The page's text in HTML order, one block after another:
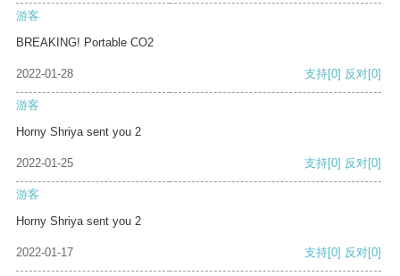
游客
BREAKING! Portable CO2
2022-01-28 支持[0] 反对[0]
游客
Horny Shriya sent you 2
2022-01-25 支持[0] 反对[0]
游客
Horny Shriya sent you 2
2022-01-17 支持[0] 反对[0]